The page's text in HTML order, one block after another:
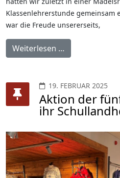
Klassenlehrerstunde gemeinsam
war die Freude unsererseits,
Weiterlesen …
19. FEBRUAR 2025
Aktion der
ihr